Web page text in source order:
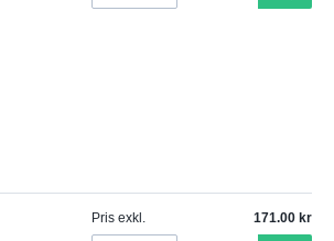
Pris exkl. 171.00